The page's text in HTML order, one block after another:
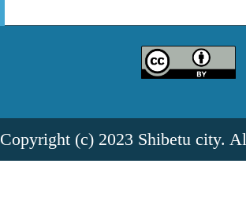
Copyright (c) 2023 Shibetu city.